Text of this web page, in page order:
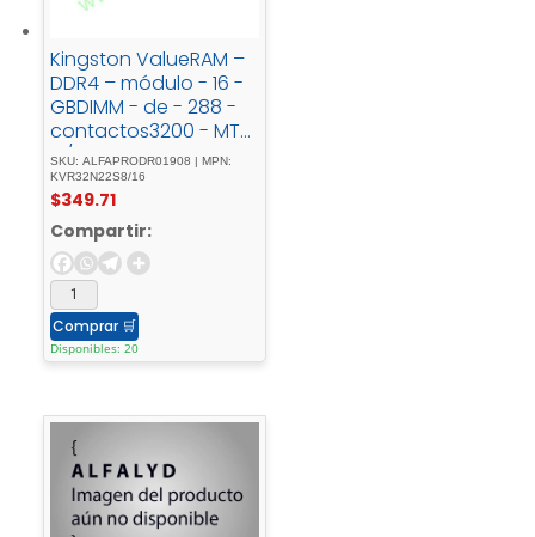
Kingston ValueRAM –
DDR4 – módulo - 16 -
GBDIMM - de - 288 -
contactos3200 - MT/s
- / - PC4-
25600CL221.2 - Vsin -
búferno - ECC
SKU: ALFAPRODR01908 | MPN:
KVR32N22S8/16
$349.71
Compartir:
Comprar 🛒
Disponibles: 20